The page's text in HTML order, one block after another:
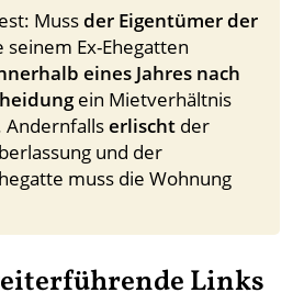
Mussder Eigentümer der
seinem Ex-Ehegatten
eines Jahres nach
ein Mietverhältnis
Andernfallserlischt der
und der
muss die Wohnung
Links